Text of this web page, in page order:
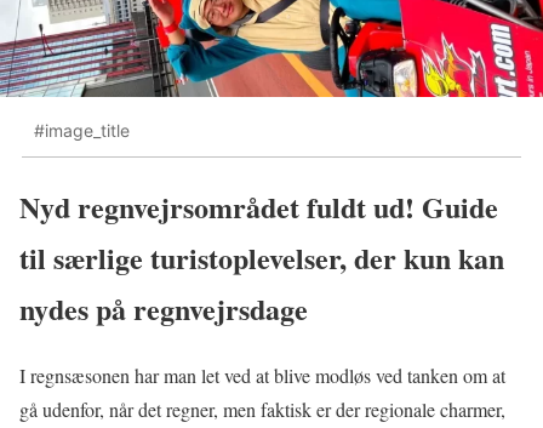
#image_title
Nyd regnvejrsområdet fuldt ud! Guide
til særlige turistoplevelser, der kun kan
nydes på regnvejrsdage
I regnsæsonen har man let ved at blive modløs ved tanken om at
gå udenfor, når det regner, men faktisk er der regionale charmer,